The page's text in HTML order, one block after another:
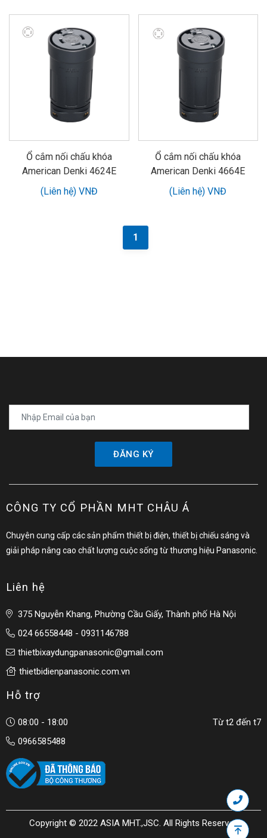
Ổ cắm nối chấu khóa
American Denki 4624E
(Liên hệ) VNĐ
Ổ cắm nối chấu khóa
American Denki 4664E
(Liên hệ) VNĐ
1
ĐĂNG KÝ
CÔNG TY CỔ PHẦN MHT CHÂU Á
Chuyên cung cấp các sản phẩm thiết bị điện, thiết bị chiếu sáng và
giải pháp nâng cao chất lượng cuộc sống từ thương hiệu Panasonic.
Liên hệ
375 Nguyễn Khang, Phường Cầu Giấy, Thành phố Hà Nội
024 66558448 - 0931146788
thietbixaydungpanasonic@gmail.com
thietbidienpanasonic.com.vn
Hỗ trợ
08:00 - 18:00
Từ t2 đến t7
0966585488
Copyright © 2022 ASIA MHT.,JSC. All Rights Reserved